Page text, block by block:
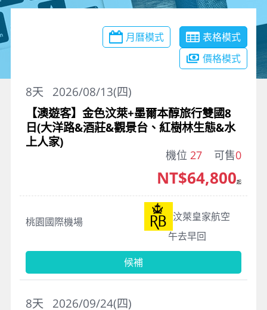
月曆模式
表格模式
價格模式
2026/08/13(四)
8天
【澳遊客】金色汶萊+墨爾本醇旅行雙國8
日(大洋路&酒莊&觀景台、紅樹林生態&水
上人家)
機位 27 可售0
桃園國際機場
汶萊皇家航空
午去早回
NT$64,800起
候補
2026/09/24(四)
8天